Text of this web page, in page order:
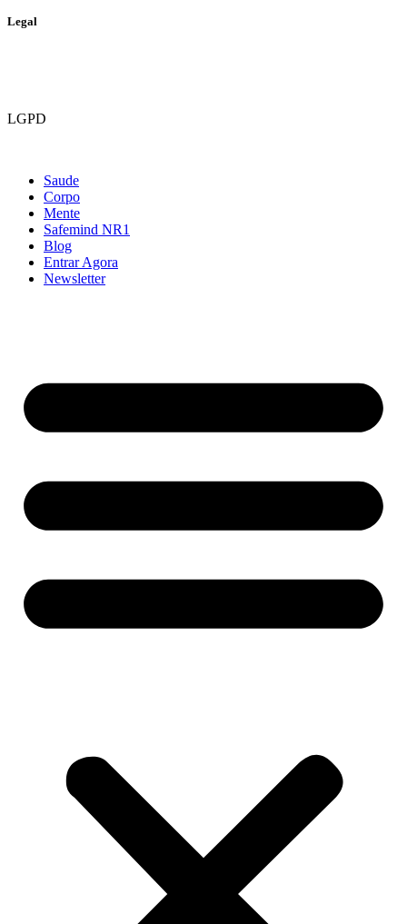
Legal
LGPD
Saude
Corpo
Mente
Safemind NR1
Blog
Entrar Agora
Newsletter